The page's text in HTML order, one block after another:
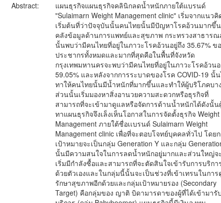
Abstract:
แผนธุรกิจแผนธุรกิจคลินิกลดน้ำหนักภายใต้แบรนด์
"Sulaimarn Weight Management clinic" เริ่มจากแนวคิ
เริ่มต้นที่ว่าปัจจุบันนั้นคนไทยนั้นมีปัญหาโรคอ้วนมากขึ้
คลังข้อมูลด้านการแพทย์และสุขภาพ กระทรวงสาธาร
นั้นพบว่ามีคนไทยที่อยู่ในภาวะโรคอ้วนอยู่ถึง 35.67% ข
ประชากรทั้งหมดและมากที่สุดคือในพื้นที่จังหวัด
กรุงเทพมหานครจะพบว่ามีคนไทยที่อยู่ในภาวะโรคอ้วน
59.05% และหลังจากการระบาดของโรค COVID-19 นั้
ทาให้คนไทยนั้นมีน้ำหนักที่มากขึ้นและทำให้ผู้บริโภคบา
ส่วนนั้นเริ่มมองหาสิ่งอานวยความสะดวกหรือธุรกิจที่
สามารถที่จะเข้ามาดูแลหรือจัดการด้านน้ำหนักได้ดังนั้น
ทาแผนธุรกิจจึงเล็งเห็นโอกาสในการจัดตั้งธุรกิจ Weight
Management ภายใต้ชื่อเเบรนด์ Sulaimarn Weight
Management clinic เพื่อที่จะตอบโจทย์บุคคลทั่วไป โดย
เป้าหมายจะเป็นกลุ่ม Generation Y และกลุ่ม
นั้นมีความสนใจในการลดน้ำหนักอยู่มากและส่วนใหญ่จ
เริ่มมีกำลังซื้อและสามารถที่จะตัดสินใจเข้ารับการบริกา
ด้วยตัวเองและในกลุ่มนี้นั้นจะเป็นช่วงที่เข้าเทรนในกา
รักษาสุขภาพอีกด้วยและกลุ่มเป้าหมายรอง (Secondary
Target) คือกลุ่มของ ญาติ บิดามารดาของผู้ที่ได้เข้ามารั